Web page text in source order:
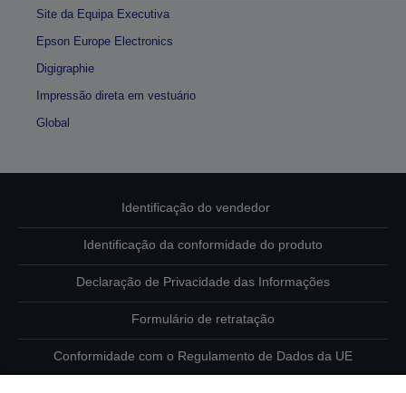
Site da Equipa Executiva
Epson Europe Electronics
Digigraphie
Impressão direta em vestuário
Global
Identificação do vendedor
Identificação da conformidade do produto
Declaração de Privacidade das Informações
Formulário de retratação
Conformidade com o Regulamento de Dados da UE